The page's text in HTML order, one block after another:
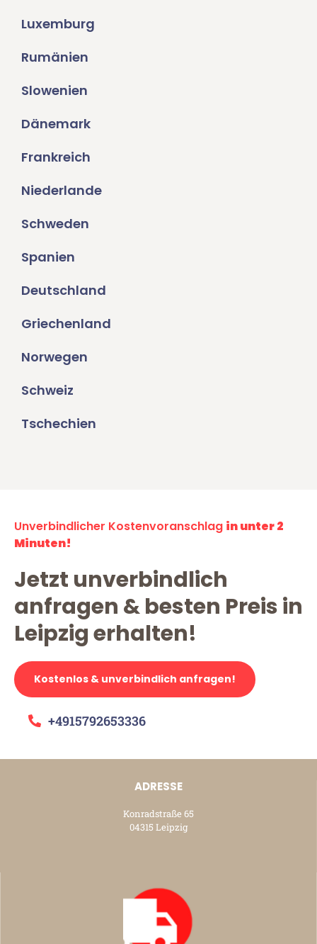
Luxemburg
Rumänien
Slowenien
Dänemark
Frankreich
Niederlande
Schweden
Spanien
Deutschland
Griechenland
Norwegen
Schweiz
Tschechien
Unverbindlicher Kostenvoranschlag in unter 2
Minuten!
Jetzt unverbindlich
anfragen & besten Preis in
Leipzig erhalten!
Kostenlos & unverbindlich anfragen!
+4915792653336
ADRESSE
Konradstraße 65
04315 Leipzig